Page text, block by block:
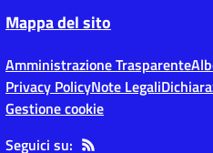
Mappa del sito
Amministrazione Trasparente
Privacy PolicyNote Legali
Gestione cookie
Seguici su: